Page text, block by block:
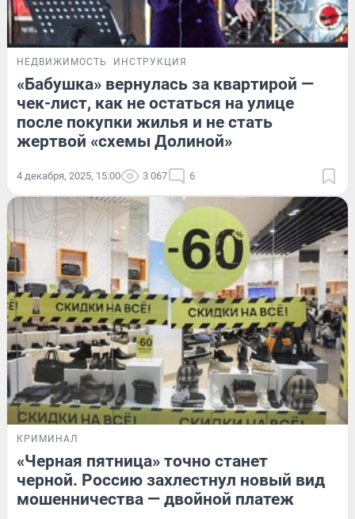
НЕДВИЖИМОСТЬ ИНСТРУКЦИЯ
«Бабушка» вернулась за квартирой —
чек-лист, как не остаться на улице
после покупки жилья и не стать
жертвой «схемы Долиной»
4 декабря, 2025, 15:00 3 067 6
КРИМИНАЛ
«Черная пятница» точно станет
черной. Россию захлестнул новый вид
мошенничества — двойной платеж